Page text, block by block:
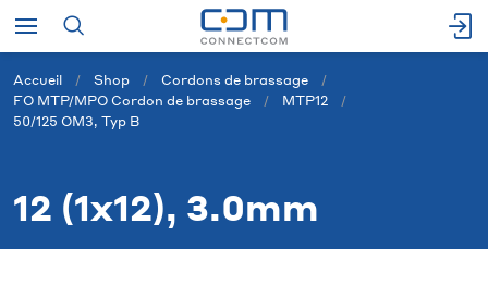
Accueil Shop
Cordons de brassage
FO MTP/MPO Cordon de brassage
MTP12
50/125 OM3, Typ B
12 (1x12), 3.0mm